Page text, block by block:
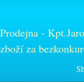
Prodejna -
zboží za